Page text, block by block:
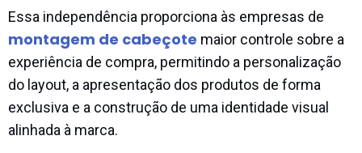
Essa independência proporciona às empresas de
montagem de cabeçote maior controle sobre a
experiência de compra, permitindo a personalização
do layout, a apresentação dos produtos de forma
exclusiva e a construção de uma identidade visual
alinhada à marca.